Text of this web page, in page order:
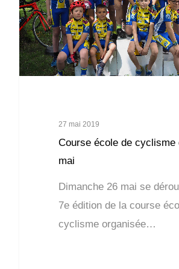
27 mai 2019
Course école de cyclisme
mai
Dimanche 26 mai se
7e édition de la course
cyclisme organisée…